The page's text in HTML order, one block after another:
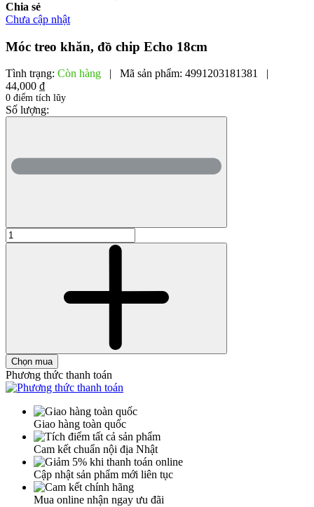
Chia sẻ
Chưa cập nhật
Móc treo khăn, đồ chip Echo 18cm
Tình trạng: Còn hàng | Mã sản phẩm: 4991203181381
|
44,000 ₫
0 điểm tích lũy
Số lượng:
Chọn mua
Phương thức thanh toán
Giao hàng toàn quốc
Cam kết chuẩn nội địa Nhật
Cập nhật sản phẩm mới liên tục
Mua online nhận ngay ưu đãi